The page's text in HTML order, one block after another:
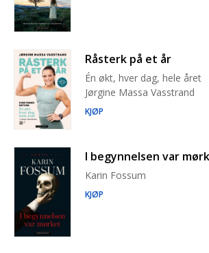
Råsterk på et år
Én økt, hver dag, hele året
Jørgine Massa Vasstrand
KJØP
I begynnelsen var
Karin Fossum
KJØP